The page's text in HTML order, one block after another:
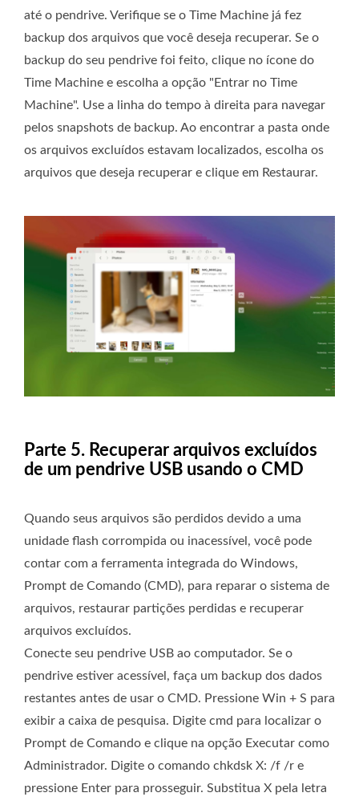
até o pendrive. Verifique se o Time Machine já fez
backup dos arquivos que você deseja recuperar. Se o
backup do seu pendrive foi feito, clique no ícone do
Time Machine e escolha a opção "Entrar no Time
Machine". Use a linha do tempo à direita para navegar
pelos snapshots de backup. Ao encontrar a pasta onde
os arquivos excluídos estavam localizados, escolha os
arquivos que deseja recuperar e clique em Restaurar.
Parte 5. Recuperar arquivos excluídos
de um pendrive USB usando o CMD
Quando seus arquivos são perdidos devido a uma
unidade flash corrompida ou inacessível, você pode
contar com a ferramenta integrada do Windows,
Prompt de Comando (CMD), para reparar o sistema de
arquivos, restaurar partições perdidas e recuperar
arquivos excluídos.
Conecte seu pendrive USB ao computador. Se o
pendrive estiver acessível, faça um backup dos dados
restantes antes de usar o CMD. Pressione Win + S para
exibir a caixa de pesquisa. Digite cmd para localizar o
Prompt de Comando e clique na opção Executar como
Administrador. Digite o comando chkdsk X: /f /r e
pressione Enter para prosseguir. Substitua X pela letra